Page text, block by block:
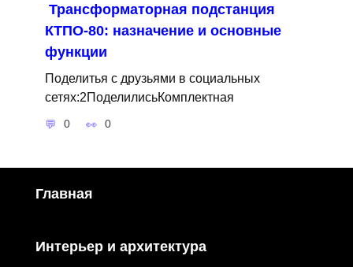
Трансформаторная подстанция
КТПО-80: назначение и основные
функции
Поделитья с друзьями в социальных
сетях:2ПоделилисьКомплектная
0 0
Главная
Интерьер и архитектура